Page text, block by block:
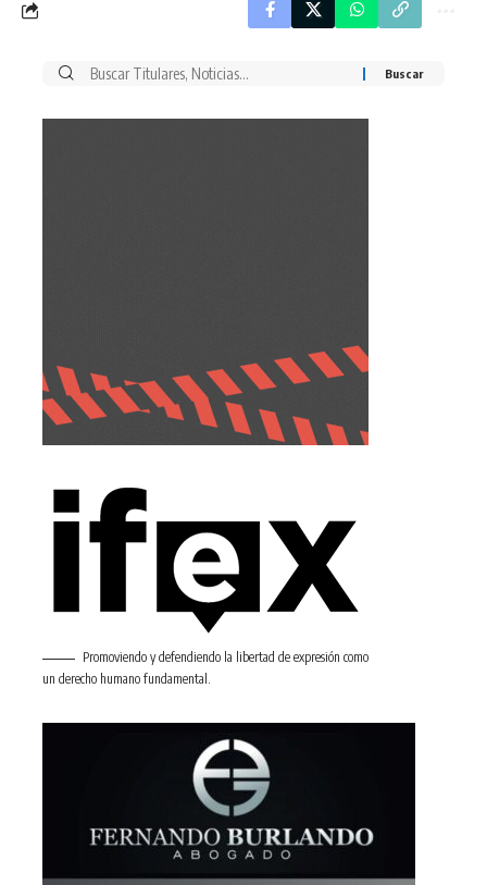
Buscar
Promoviendo y defendiendo la libertad de expresión como
un derecho humano fundamental.